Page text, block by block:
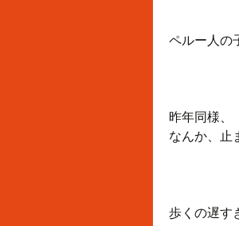
ペルー人の
昨年同様
なんか、止
歩くの遅す